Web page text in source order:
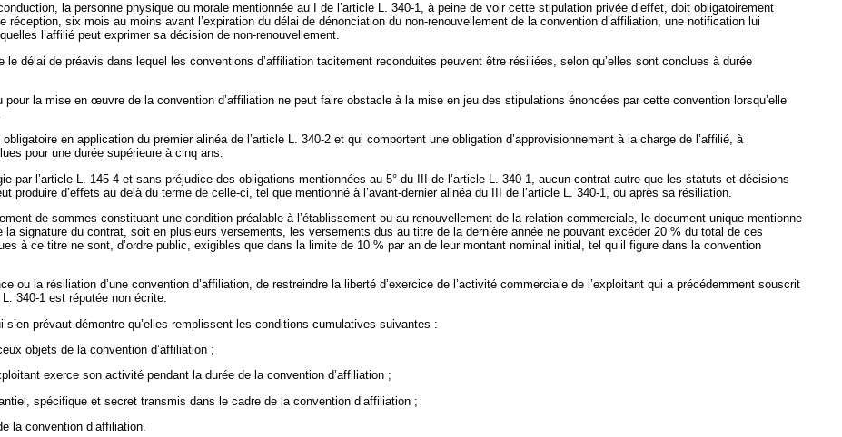
la personne physique ou morale mentionnée au I de l’article L. 340-1, à peine de voir cette stipulation privée d’effet, doit obligatoirement
réception, six mois au moins avant l’expiration du délai de dénonciation du non-renouvellement de la convention d’affiliation, une notification lui
l’affilié peut exprimer sa décision de non-renouvellement.
délai de préavis dans lequel les conventions d’affiliation tacitement reconduites peuvent être résiliées, selon qu’elles sont conclues à durée
pour la mise en œuvre de la convention d’affiliation ne peut faire obstacle à la mise en jeu des stipulations énoncées par cette convention lorsqu’elle
en application du premier alinéa de l’article L. 340-2 et qui comportent une obligation d’approvisionnement à la charge de l’affilié, à
pour une durée supérieure à cinq ans.
par l’article L. 145-4 et sans préjudice des obligations mentionnées au 5° du III de l’article L. 340-1, aucun contrat autre que les statuts et décisions
d’effets au delà du terme de celle-ci, tel que mentionné à l’avant-dernier alinéa du III de l’article L. 340-1, ou après sa résiliation.
de sommes constituant une condition préalable à l’établissement ou au renouvellement de la relation commerciale, le document unique mentionne
signature du contrat, soit en plusieurs versements, les versements dus au titre de la dernière année ne pouvant excéder 20 % du total de ces
à ce titre ne sont, d’ordre public, exigibles que dans la limite de 10 % par an de leur montant nominal initial, tel qu’il figure dans la convention
ou la résiliation d’une convention d’affiliation, de restreindre la liberté d’exercice de l’activité commerciale de l’exploitant qui a précédemment souscrit
340-1 est réputée non écrite.
prévaut démontre qu’elles remplissent les conditions cumulatives suivantes :
objets de la convention d’affiliation ;
exerce son activité pendant la durée de la convention d’affiliation ;
spécifique et secret transmis dans le cadre de la convention d’affiliation ;
la convention d’affiliation.